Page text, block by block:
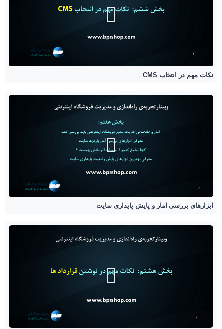
نکات مهم در انتخاب CMS
ابزارهای بررسی آمار و پایش پایداری سایت